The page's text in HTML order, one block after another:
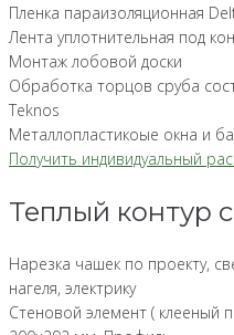
Пленка параизоляционная
Лента уплотнительная под
Монтаж лобовой доски
Обработка торцов сруба
Teknos
Металлопластикоые окна и
Получить индивидуальный
Теплый контур
Нарезка чашек по проекту,
нагеля, электрику
Стеновой элемент ( клееный